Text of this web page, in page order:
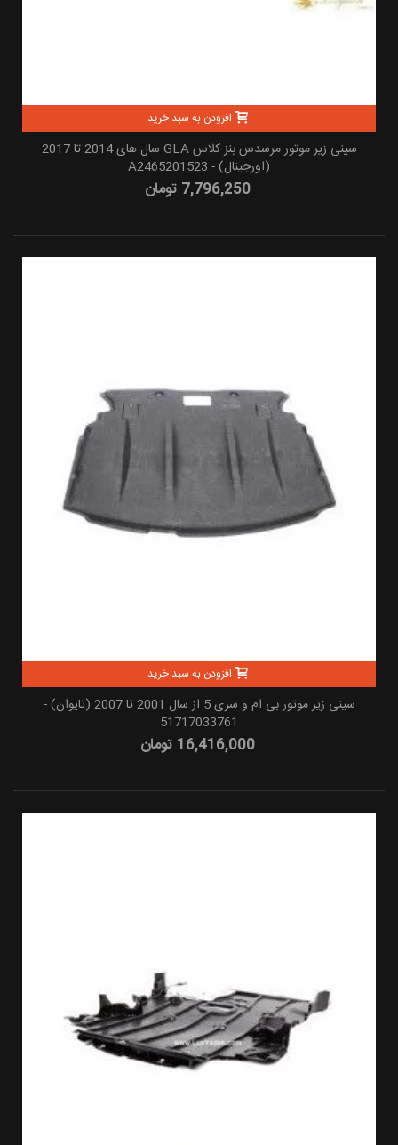
افزودن به سبد خرید
سینی زیر موتور مرسدس بنز کلاس GLA سال های 2014 تا 2017
(اورجینال) - A2465201523
7,796,250 تومان
افزودن به سبد خرید
سینی زیر موتور بی ام و سری 5 از سال 2001 تا 2007 (تایوان) -
51717033761
16,416,000 تومان